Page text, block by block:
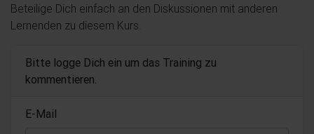
Beteilige Dich einfach an den Diskussionen mit anderen
Lernenden zu diesem Kurs.
Bitte logge Dich ein um das Training zu
kommentieren.
E-Mail